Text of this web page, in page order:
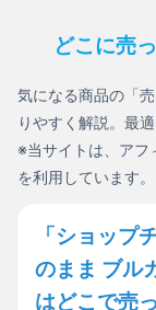
どこに売
気になる商品の「
りやすく解説。最
※当サイトは、アフ
を利用しています。
「ショッ
のまま ブル
はどこで売